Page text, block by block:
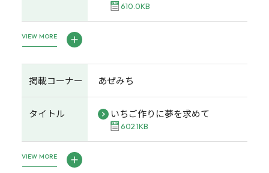
610.0KB
VIEW MORE
掲載コーナー あぜみち
タイトル いちご作りに夢を求めて
602.1KB
VIEW MORE